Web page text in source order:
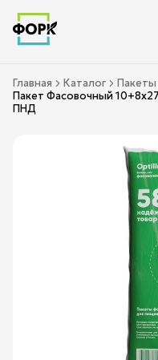
Главная Каталог Пакеты
Пакет Фасовочный
ПНД